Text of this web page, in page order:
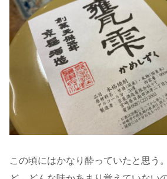
この頃にはかなり酔っていたと思う